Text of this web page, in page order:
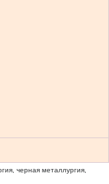
черная металлургия,